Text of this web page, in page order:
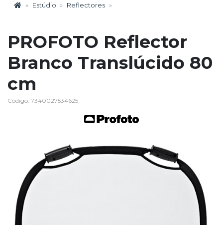
Estúdio Reflectores
PROFOTO Reflector
Branco Translúcido 80
cm
Código: 7340027534625